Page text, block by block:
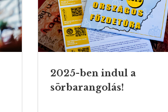
2025-ben indul a
sörbarangolás!